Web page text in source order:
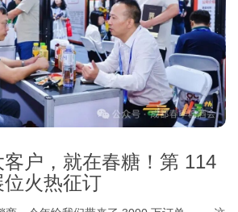
户，就在春糖！第 114
火热征订